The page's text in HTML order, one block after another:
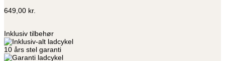
649,00 kr.
Inklusiv tilbehør
10 års stel garanti